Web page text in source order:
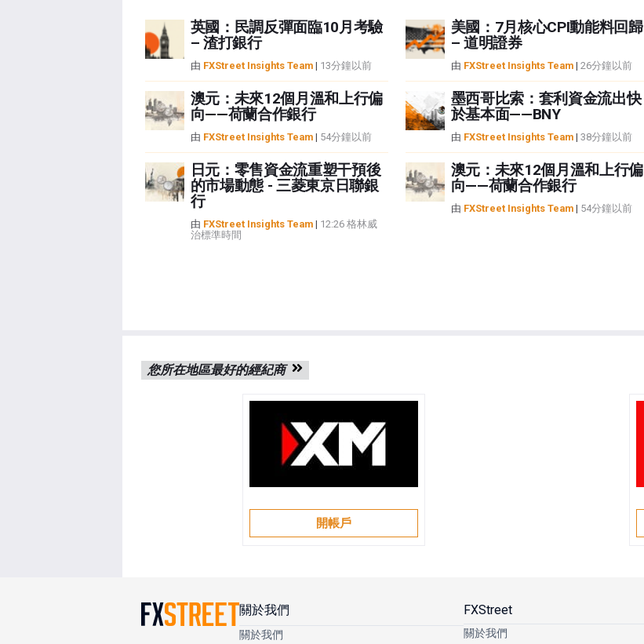
英國：民調反彈面臨10月考驗
– 渣打銀行
由 FXStreet Insights Team| 13分鐘以前
澳元：未來12個月溫和上行偏
向——荷蘭合作銀行
由 FXStreet Insights Team| 54分鐘以前
日元：零售資金流重塑干預後
的市場動態 - 三菱東京日聯銀
行
由 FXStreet Insights Team| 12:26 格林威
治標準時間
美國：7月核心CPI動能料回歸
– 道明證券
由 FXStreet Insights Team| 26分鐘以前
墨西哥比索：套利資金流出快
於基本面——BNY
由 FXStreet Insights Team| 38分鐘以前
澳元：未來12個月溫和上行偏
向——荷蘭合作銀行
由 FXStreet Insights Team| 54分鐘以前
您所在地區最好的經紀商
開帳戶
關於我們
關於我們
FXStreet
關於我們